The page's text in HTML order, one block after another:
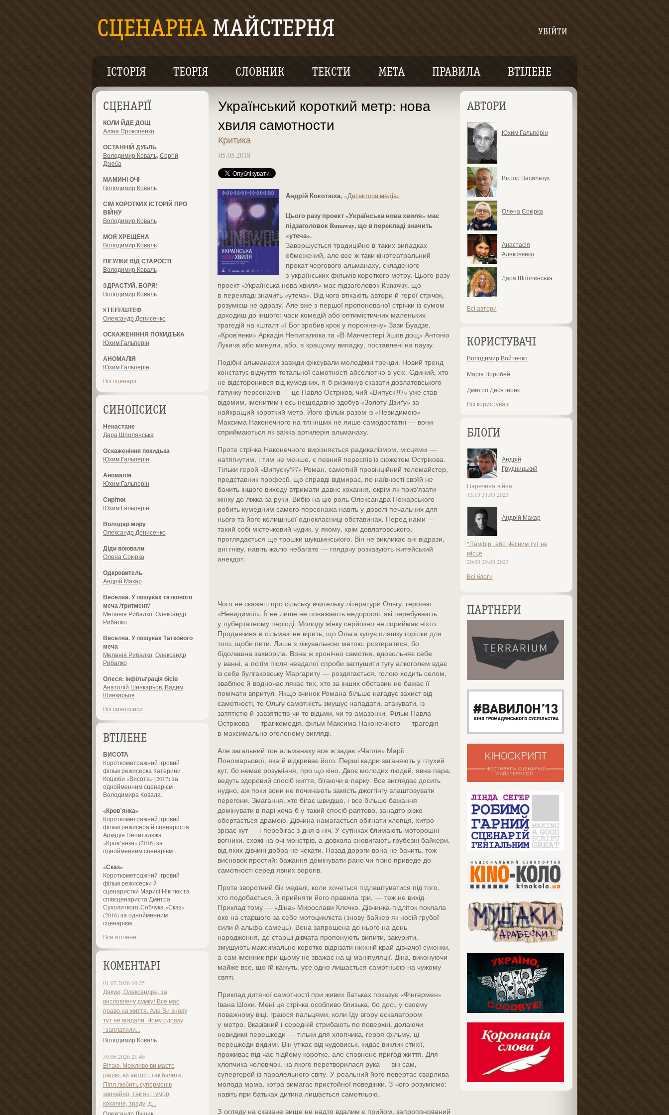
УВІЙТИ
ІСТОРІЯ ТЕОРІЯ СЛОВНИК ТЕКСТИ МЕТА ПРАВИЛА ВТІЛЕНЕ
СЦЕНАРІЇ
КОЛИ ЙДЕ ДОЩ
Аліна Прокопенко
ОСТАННІЙ ДУБЛЬ
Володимир Коваль, Сергій
Дзюба
МАМИНІ ОЧІ
Володимир Коваль
СІМ КОРОТКИХ ІСТОРІЙ ПРО
ВІЙНУ
Володимир Коваль
МОЯ ХРЕЩЕНА
Володимир Коваль
ПІГУЛКИ ВІД СТАРОСТІ
Володимир Коваль
ЗДРАСТУЙ, БОРЯ!
Володимир Коваль
STEFF/ШТЕФ
Олександр Денисенко
ОСКАЖЕНІННЯ ПОКИДѢКА
Юхим Гальперін
АНОМАЛІЯ
Юхим Гальперін
Всі сценарії
СИНОПСИСИ
Ненастане
Дара Шполянська
Оскаженіння покидька
Юхим Гальперін
Аномалія
Юхим Гальперін
Сирітки
Юхим Гальперін
Володар миру
Олександр Денисенко
Діди воювали
Олена Сокірка
Одкровитель
Андрій Макар
Веселка. У пошуках таткового
меча /тритмент/
Меланія Рибалко Олександр
Рибалко
Веселка. У пошуках Таткового
меча
Меланія Рибалко Олександр
Рибалко
Олеся: інфільтрація бісів
Анатолій Шинкарьов, Вадим
Шинкарьов
Всі синопсиси
ВТІЛЕНЕ
ВИСОТА
Короткометражний ігровий
фільм режисерка Катерини
Коцюби «Висота» (2017) за
однойменним сценарієм
Володимира Коваля.
«Кров’янка»
Короткометражний ігровий
фільм режисера й сценариста
Аркадія Непиталюка
«Кров’янка» (2016) за
однойменним сценарієм…
«Сказ»
Короткометражний ігровий
фільм режисерки й
сценаристки Марисі Нікітюк та
співсценариста Дмитра
Сухолиткого-Собчука «Сказ»
(2016) за однойменним
сценарієм…
Все втілене
КОМЕНТАРІ
01.07.2026 10:25
Дякую, Олександре, за
висловлену думку! Все має
право на життя. Але Ви знову
тут не вгадали. Чому одразу
"заплатили...
Володимир Коваль
30.06.2026 21:46
Вітаю. Можливо ви маєте
рацію, ви автор і так бачите.
Піпл любить суперменів
звичайно, так як і гумор,
кохання, зраду, д...
АВТОРИ
Юхим Гальперін
Віктор Васильчук
Олена Сокірка
Анастасія
Алексеєнко
Дара Шполянська
Всі автори
КОРИСТУВАЧІ
Володимир Войтенко
Марія Воробей
Дмитро Десятерик
Всі користувачі
БЛОҐИ
Андрій
Грудницький
Наречена-війна
13:13 31.03.2023
Андрій Макар
"Памфір" або Чесним тут не
місце
20:03 29.03.2023
Всі блоґи
ПАРТНЕРИ
Український короткий метр: нова
хвиля самотности
Критика
05.05.2018
Андрій Кокотюха, «Детектора медіа»
Цього разу проект «Українська нова хвиля» має
підзаголовок Runaway, що в перекладі значить
«утеча».
Завершується традиційно в таких випадках
обмежений, але все ж таки кінотеатральний
прокат чергового альманаху, складеного
з українських фільмів короткого метру. Цього разу
проект «Українська нова хвиля» має підзаголовок Runaway, що
в перекладі значить «утеча». Від чого втікають автори й герої стрічок,
розумієш не одразу. Але вже з першої пропонованої стрічки із сумом
доходиш до іншого: часи комедій або оптимістичних маленьких
трагедій на кшталт «І Бог зробив крок у порожнечу» Зази Буадзе,
«Кров'янки» Аркадія Непиталюка та «В Манчестері йшов дощ» Антоніо
Лукича або минули, або, в кращому випадку, поставлені на паузу.
Подібні альманахи завжди фіксували молодіжні тренди. Новий тренд
констатує відчуття тотальної самотності абсолютно в усіх. Єдиний, хто
не відсторонився від кумедних, я б ризикнув сказати довлатовського
ґатунку персонажів — це Павло Остріков, чий «Випуск'97» уже став
відомим, іменитим і ось нещодавно здобув «Золоту Дзиґу» за
найкращий короткий метр. Його фільм разом із «Невидимою»
Максима Наконечного на тлі інших не лише самодостатні — вони
сприймаються як важка артилерія альманаху.
Проте стрічка Наконечного вирізняється радикалізмом, місцями —
натягнутим, і тим не менше, є певний переспів із сюжетом Острікова.
Тільки герой «Випуску'97» Роман, самотній провінційний телемайстер,
представник професії, що справді відмирає, по наївності своїй не
бачить іншого виходу втримати давнє кохання, окрім як прив'язати
жінку до ліжка за руки. Вибір на цю роль Олександра Пожарського
робить кумедним самого персонажа навіть у доволі печальних для
нього та його колишньої однокласниці обставинах. Перед нами —
такий собі містечковий чудик, у якому, крім довлатовського,
проглядається ще трошки шукшинського. Він не викликає ані відрази,
ані гніву, навіть жалю небагато — глядачу розказують житейський
анекдот.
Чого не скажеш про сільську вчительку літератури Ольгу, героїню
«Невидимої». Її не лише не поважають недорослі, які перебувають
у пубертатному періоді. Молоду жінку серйозно не сприймає ніхто.
Продавчиня в сільмазі не вірить, що Ольга купує пляшку горілки для
того, щоби пити. Лише з лікувальною метою, розтиратися, бо
бідолашна захворіла. Вона ж хронічно самотня, вдовольняє себе
у ванні, а потім після невдалої спроби заглушити тугу алкоголем вдає
із себе булгаковську Маргариту — роздягається, голою ходить селом,
зваблює й водночас лякає тих, хто за інших обставин не бажає її
помічати впритул. Якщо вчинок Романа більше нагадує захист від
самотності, то Ольгу самотність змушує нападати, атакувати, із
затятістю й завзятістю чи то відьми, чи то амазонки. Фільм Павла
Острікова — трагікомедія, фільм Максима Наконечного — трагедія
в максимально оголеному вигляді.
Але загальний тон альманаху все ж задає «Чапля» Марії
Пономарьової, яка й відкриває його. Перші кадри заганяють у глухий
кут, бо немає розуміння, про що кіно. Двоє молодих людей, явна пара,
ведуть здоровий спосіб життя, бігаючи в парку. Все виглядає досить
нудно, аж поки вони не починають замість джоггінгу влаштовувати
перегони. Змагання, хто бігає швидше, і все більше бажання
домінувати в парі хоча б у такий спосіб раптово, занадто різко
обертається драмою. Дівчина намагається обігнати хлопця, хитро
зрізає кут — і перебігає з дня в ніч. У сутінках блимають моторошні
вогники, схожі на очі монстрів, а довкола сновигають грубезні байкери,
від яких дівчині добра не чекати. Назад дороги вона не бачить, тож
висновок простий: бажання домінувати рано чи пізно приведе до
самотності серед явних ворогів.
Проте зворотний бік медалі, коли хочеться підлаштуватися під того,
хто подобається, й прийняти його правила гри, — теж не вихід.
Приклад тому — «Діна» Мирослави Клочко. Дівчинка-підліток поклала
око на старшого за себе мотоцикліста (знову байкер як носій грубої
сили й альфа-самець). Вона запрошена до нього на день
народження, де старші дівчата пропонують випити, закурити,
змушують максимально коротко відрізати нижній край дівчачої сукенки,
а сам іменник при цьому не зважає на ці маніпуляції. Діна, виконуючи
майже все, що їй кажуть, усе одно лишається самотньою на чужому
святі.
Приклад дитячої самотності при живих батьках показує «Фінгермен»
Івана Шохи. Мені ця стрічка особливо близька, бо досі, у своєму
поважному віці, граюся пальцями, коли їду вгору ескалатором
у метро. Вказівний і середній стрибають по поверхні, долаючи
невидимі перешкоди — тільки для хлопчика, героя фільму, ці
перешкоди видимі. Він утікає від чудовиськ, кидає виклик стихії,
проживає під час підйому коротке, але сповнене пригод життя. Для
хлопчика чоловічок, на якого перетворилася рука — він сам,
супергерой із паралельного світу. У реальний його повертає сварлива
молода мама, котра вимагає пристойної поведінки. З чого розуміємо:
навіть при батьках дитина лишається самотньою.
З огляду на сказане вище не надто вдалим є прийом, запропонований